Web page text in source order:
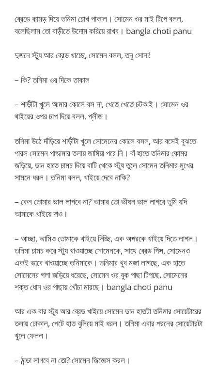
ব্রেডে কামড় দিয়ে তনিমা চোখ পাকাল। সোমেন ওর মাই টিপে বলল,
বলেছিলাম তো বাড়ীতে উদোম করিয়ে রাখব। bangla choti panu
দুজনে স্ট্যু আর ব্রেড খাচ্ছে, সোমেন বলল, তনু সোনা!
– কি? তনিমা ওর দিকে তাকাল
– শাড়ীটা খুলে আমার কোলে বস না, খেতে খেতে চটকাই। সোমেন ওর
থাইয়ের ওপর চাপ দিয়ে বলল, প্লীজ।
তনিমা উঠে দাঁড়িয়ে শাড়ীটা খুলে সোমেনের কোলে বসল, আর বসেই বুঝতে
পারল সোমেন পাজামার তলায় জাঙ্গিয়া পরে নি। বাঁ হাতে তনিমার কোমর
জড়িয়ে, ডান হাতে চামচ দিয়ে বাটি থেকে স্ট্যু তুলে সোমেন তনিমার মুখের
সামনে ধরল। তনিমা বলল, খাইয়ে দেবে নাকি?
– কেন তোমার ভাল লাগবে না? আমার তো ভীষন ভাল লাগবে তুমি যদি
আমাকে খাইয়ে দাও।
– আচ্ছা, আমিও তোমাকে খাইয়ে দিচ্ছি, এক অপরকে খাইয়ে দিতে লাগল।
তনিমা চামচ করে স্ট্যু খাওয়াচ্ছে সোমেনকে, সাথে ব্রেড পিস, সোমেনও
একই ভাবে খাওয়াচ্ছে তনিমাকে। তনিমার খুব মজা লাগছে, এক হাতে
সোমেনের গলা জড়িয়ে ধরেছে, সোমেন ওর বুক পাছা টিপছে, সোমেনের
শক্ত ধোন ওর পাছায় খোঁচা মারছে। bangla choti panu
আর এক বার স্ট্যু আর ব্রেড খাইয়ে সোমেন ডান হাতটা তনিমার সোয়েটারের
তলায় ঢোকাল, পেটে হাত বুলিয়ে মাই ধরল। তনিমা এবার পরনের সোয়েটারটা
খুলে ফেলল।
– ঠান্ডা লাগবে না তো? সোমেন জিজ্ঞেস করল।